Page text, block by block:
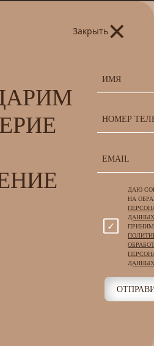
Закрыть×
ДАЮ
НА
ДАННЫХ